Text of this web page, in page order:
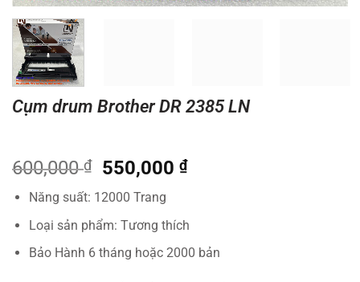
Cụm drum Brother DR 2385 LN
600,000₫
Giá
gốc
là:
600,000 ₫.
550,000₫Giá
là:
550,000 ₫.
Năng suất: 12000 Trang
Loại sản phẩm: Tương thích
Bảo Hành 6 tháng hoặc 2000 bản